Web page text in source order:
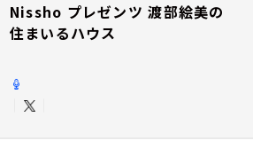
Nissho プレゼンツ 渡部絵美の
住まいるハウス